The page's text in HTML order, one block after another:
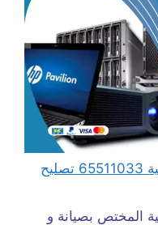
مهندس كمبيوتر العارضية الصناعية 65511033 تصليح
المختص بصيانة و